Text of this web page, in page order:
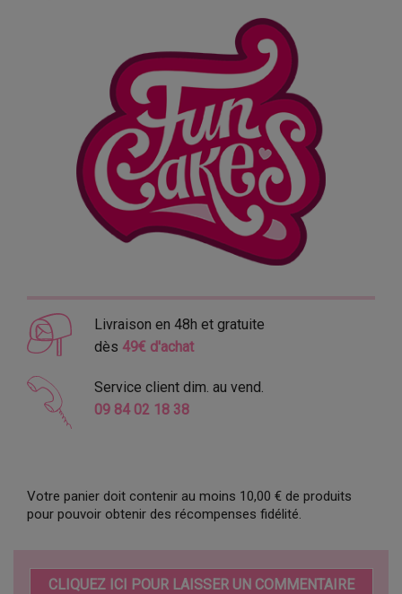
Livraison en 48h et gratuite
dès 49€ d'achat
Service client dim. au vend.
09 84 02 18 38
Votre panier doit contenir au moins 10,00 € de produits
pour pouvoir obtenir des récompenses fidélité.
CLIQUEZ ICI POUR LAISSER UN COMMENTAIRE